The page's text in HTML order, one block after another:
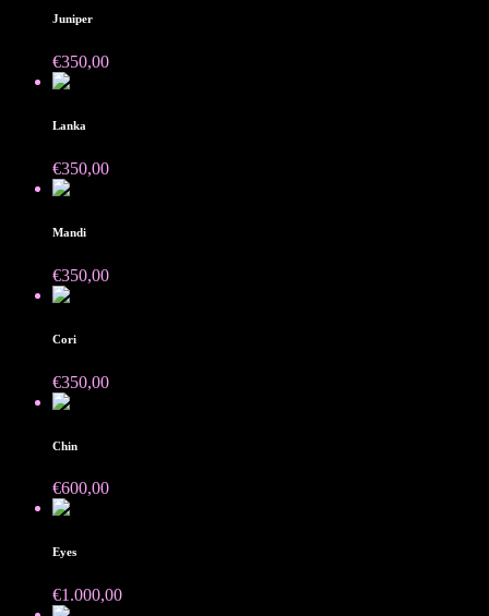
Juniper
€350,00
Lanka
€350,00
Mandi
€350,00
Cori
€350,00
Chin
€600,00
Eyes
€1.000,00